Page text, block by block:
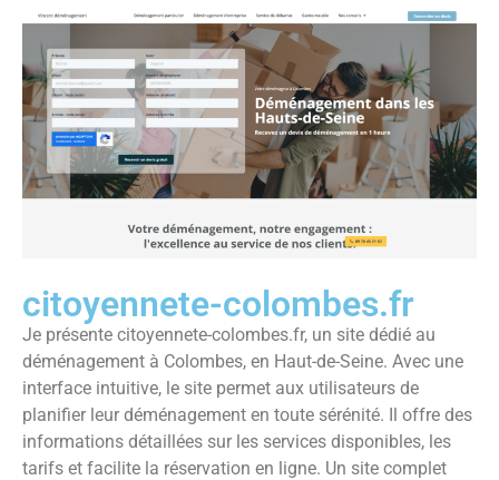
citoyennete-colombes.fr
Je présente citoyennete-colombes.fr, un site dédié au
déménagement à Colombes, en Haut-de-Seine. Avec une
interface intuitive, le site permet aux utilisateurs de
planifier leur déménagement en toute sérénité. Il offre des
informations détaillées sur les services disponibles, les
tarifs et facilite la réservation en ligne. Un site complet